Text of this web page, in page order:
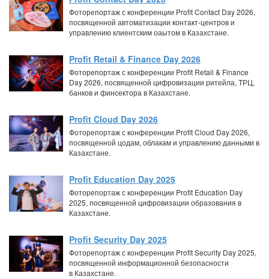
Фоторепортаж с конференции Profit Contact Day 2026,
посвященной автоматизации контакт-центров и
управлению клиентским оаытом в Казахстане.
Profit Retail & Finance Day 2026
Фоторепортаж с конференции Profit Retail & Finance
Day 2026, посвященной цифровизации ритейла, ТРЦ,
банков и финсектора в Казахстане.
Profit Cloud Day 2026
Фоторепортаж с конференции Profit Cloud Day 2026,
посвященной цодам, облакам и управлению данными в
Казахстане.
Profit Education Day 2025
Фоторепортаж с конференции Profit Education Day
2025, посвященной цифровизации образования в
Казахстане.
Profit Security Day 2025
Фоторепортаж с конференции Profit Security Day 2025,
посвященной информационной безопасности
в Казахстане.